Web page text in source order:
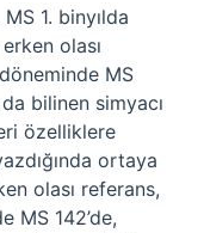
1. binyılda
olası
MS
da bilinen simyacı
özelliklere
ortaya
olası referans,
MS 142’de,